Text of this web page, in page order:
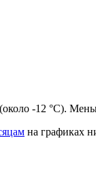
-12 °C).
на графиках